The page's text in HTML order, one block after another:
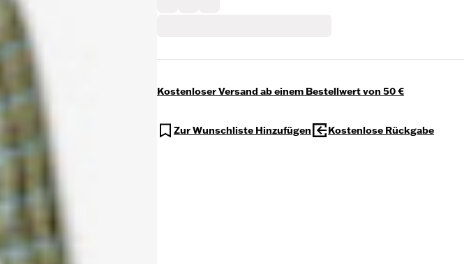
Kostenloser Versand ab einem Bestellwert von 50 €
Zur Wunschliste Hinzufügen Kostenlose Rückgabe